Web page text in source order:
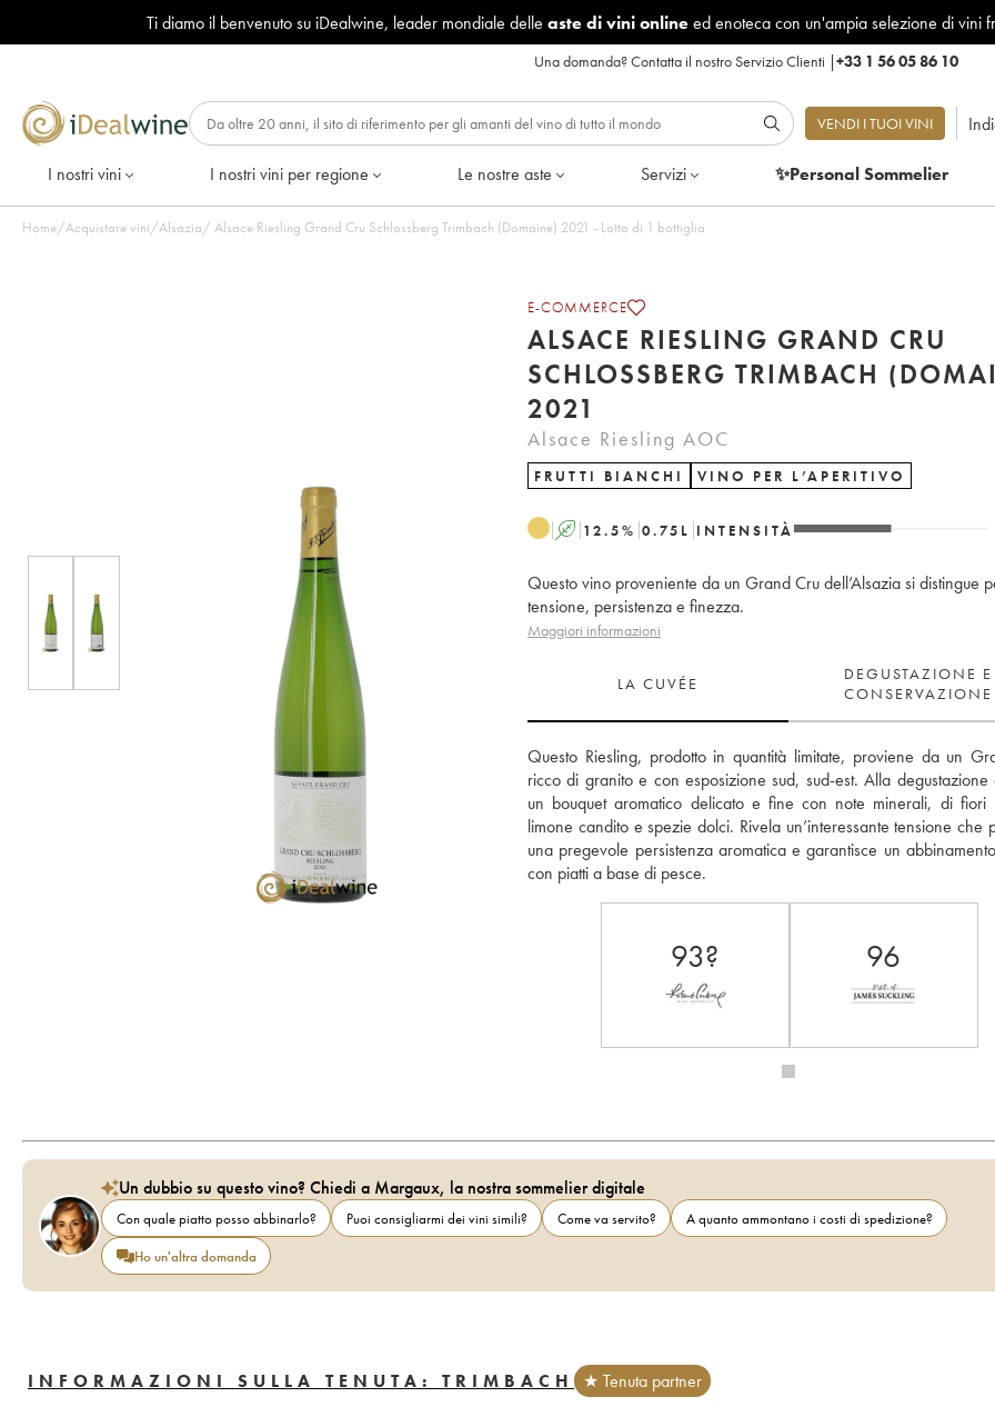
Ti diamo il benvenuto su iDealwine, leader mondiale delle aste di vini onlineed enoteca con un'ampia selezione di vini
Una domanda?Contatta il nostro Servizio Clienti |+33 1 56 05 86 10
VENDI I TUOI VINI
I nostri vini I nostri vini per regione Le nostre aste Servizi ✨Personal Sommelier
Home/Acquistare vini/Alsazia/ Alsace Riesling Grand Cru Schlossberg Trimbach (Domaine) 2021 - Lotto di 1 bottiglia
E-COMMERCE
ALSACE RIESLING GRAND CRU
SCHLOSSBERG TRIMBACH
2021
Alsace Riesling AOC
FRUTTI BIANCHI VINO PER L’APERITIVO
A 12.5% 0.75 L INTENSITÀ
Questo vino proveniente da un Grand Cru dell’Alsazia si distingue
tensione, persistenza e finezza.
Maggiori informazioni
LA CUVÉE
DEGUSTAZIONE E
CONSERVAZIONE
Questo Riesling, prodotto in quantità limitate, proviene da un
ricco di granito e con esposizione sud, sud-est. Alla degustazione
un bouquet aromatico delicato e fine con note minerali, di fiori
limone candito e spezie dolci. Rivela un’interessante tensione che
una pregevole persistenza aromatica e garantisce un
con piatti a base di pesce.
93? 96
Un dubbio su questo vino? Chiedi a Margaux, la nostra sommelier digitale
Con quale piatto posso abbinarlo? Puoi consigliarmi dei vini simili? Come va servito?
A quanto ammontano i costi di spedizione?
Ho un'altra domanda
INFORMAZIONI SULLA TENUTA: TRIMBACH
★ Tenuta partner